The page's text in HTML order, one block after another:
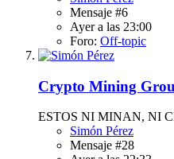
Mensaje #6
Ayer a las 23:00
Foro: Off-topic
Crypto Mining
ESTOS NI MINAN, NI
Simón Pérez
Mensaje #28